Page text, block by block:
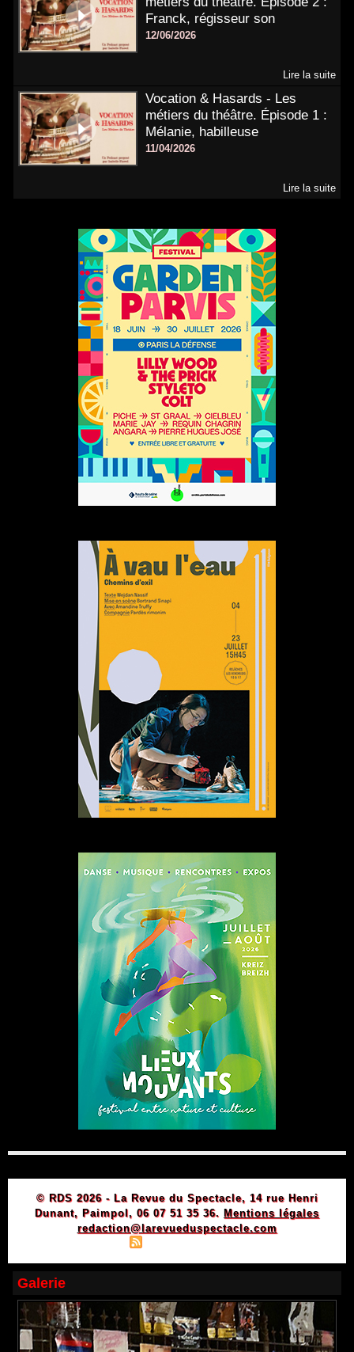
Franck, régisseur son
12/06/2026
Lire la suite
Vocation & Hasards - Les
métiers du théâtre. Épisode 1 :
Mélanie, habilleuse
11/04/2026
Lire la suite
© RDS 2026 - La Revue du Spectacle, 14 rue Henri
Dunant, Paimpol, 06 07 51 35 36. Mentions légales
redaction@larevueduspectacle.com
Galerie